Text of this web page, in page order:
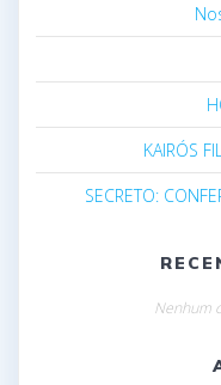
KAIRÓS
SECRETO:
Nenhum